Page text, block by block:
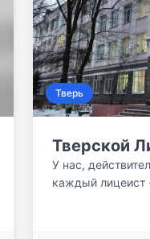
Тверь
Тверской
У нас,
каждый лицеист